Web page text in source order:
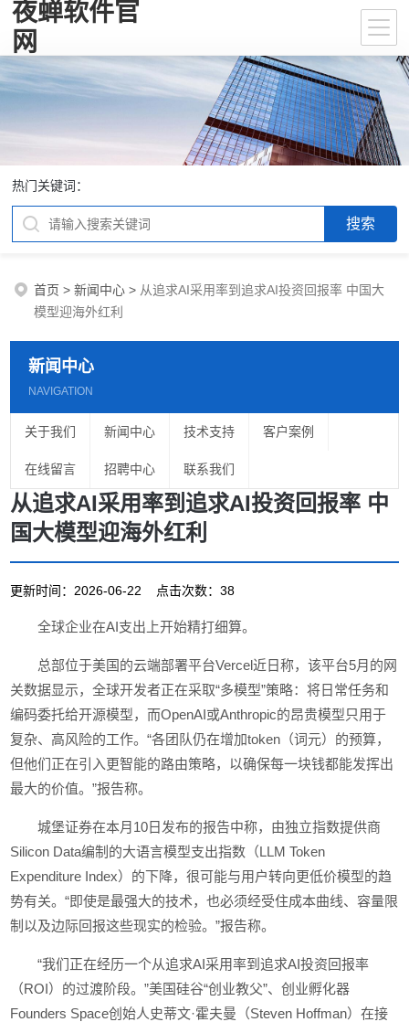
夜蝉软件官
网
热门关键词：
首页 >新闻中心 > 从追求AI采用率到追求AI投资回报率 中国大
模型迎海外红利
新闻中心
NAVIGATION
关于我们 新闻中心 技术支持 客户案例
在线留言 招聘中心 联系我们
从追求AI采用率到追求AI投资回报率 中
国大模型迎海外红利
更新时间：2026-06-22 点击次数：38
全球企业在AI支出上开始精打细算。
总部位于美国的云端部署平台Vercel近日称，该平台5月的网
关数据显示，全球开发者正在采取“多模型”策略：将日常任务和
编码委托给开源模型，而OpenAI或Anthropic的昂贵模型只用于
复杂、高风险的工作。“各团队仍在增加token（词元）的预算，
但他们正在引入更智能的路由策略，以确保每一块钱都能发挥出
最大的价值。”报告称。
城堡证券在本月10日发布的报告中称，由独立指数提供商
Silicon Data编制的大语言模型支出指数（LLM Token
Expenditure Index）的下降，很可能与用户转向更低价模型的趋
势有关。“即使是最强大的技术，也必须经受住成本曲线、容量限
制以及边际回报这些现实的检验。”报告称。
“我们正在经历一个从追求AI采用率到追求AI投资回报率
（ROI）的过渡阶段。”美国硅谷“创业教父”、创业孵化器
Founders Space创始人史蒂文·霍夫曼（Steven Hoffman）在接